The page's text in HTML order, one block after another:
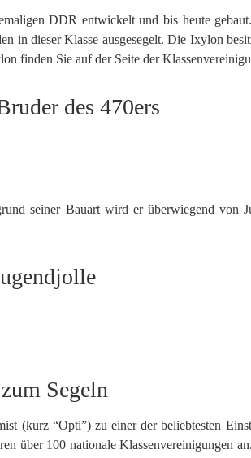
DDR entwickelt und bis heute
in dieser Klasse ausgesegelt. Die Ixylon
finden Sie auf der Seite der
des 470ers
seiner Bauart wird er überwiegend
Segeln
(kurz “Opti”) zu einer der beliebtesten
über 100 nationale Klassenvereinigungen